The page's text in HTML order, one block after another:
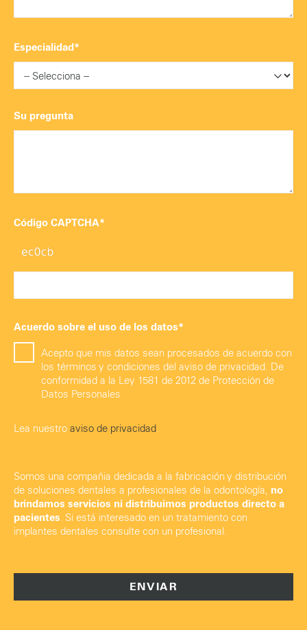
Especialidad*
Su pregunta
Código CAPTCHA*
Acuerdo sobre el uso de los datos*
Acepto que mis datos sean procesados de acuerdo con
los términos y condiciones del aviso de privacidad. De
conformidad a la Ley 1581 de 2012 de Protección de
Datos Personales
Lea nuestro aviso de privacidad.
Somos una compañia dedicada a la fabricación y distribución
de soluciones dentales a profesionales de la odontología, no
brindamos servicios ni distribuimos productos directo a
pacientes. Si está interesado en un tratamiento con
implantes dentales consulte con un profesional.
ENVIAR